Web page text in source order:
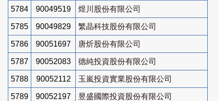
5784 90049519 煜川股份有限公司
5785 90049829 繁晶科技股份有限公司
5786 90051697 唐炘股份有限公司
5787 90052083 德純投資股份有限公司
5788 90052112 玉嵐投資實業股份有限公司
5789 90052197 昱盛國際投資股份有限公司